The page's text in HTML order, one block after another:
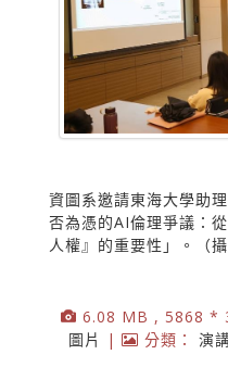
資圖系邀請東海大學助
否為憑的AI倫理爭議：
人權』的重要性」。（攝
6.08 MB , 5868 *
圖片
| 分類： 演